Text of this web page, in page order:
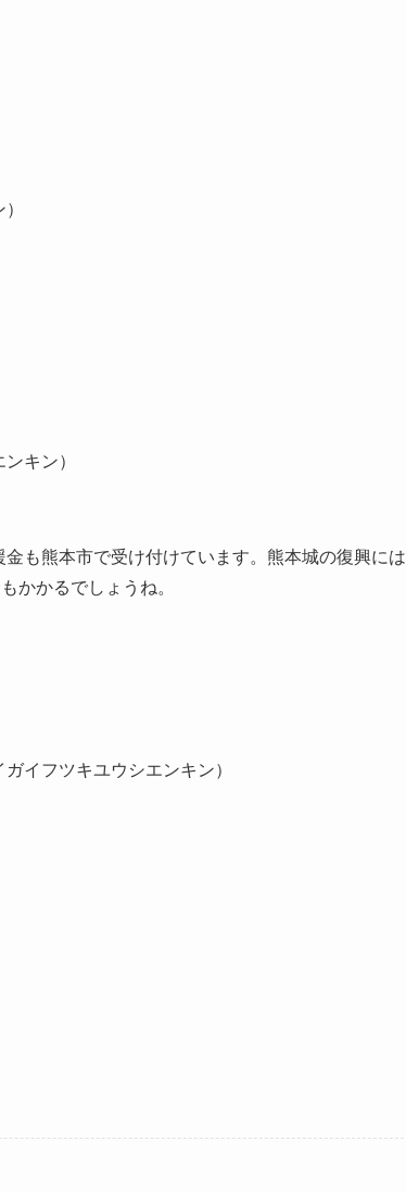
キン）
も熊本市で受け付けています。熊本城の復興には
かかるでしょうね。
イフツキユウシエンキン）